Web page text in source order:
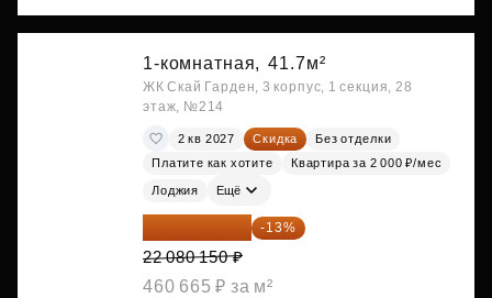
1-комнатная, 41.7м²
ЖК Скай Гарден, 3 корпус, 1 секция, 28
этаж, №214
2 кв 2027 Скидка
Без отделки
Платите как хотите
Квартира за 2 000 ₽/мес
Лоджия Ещё
19 209 731 ₽ -13%
22 080 150 ₽
460 665 ₽ за м²